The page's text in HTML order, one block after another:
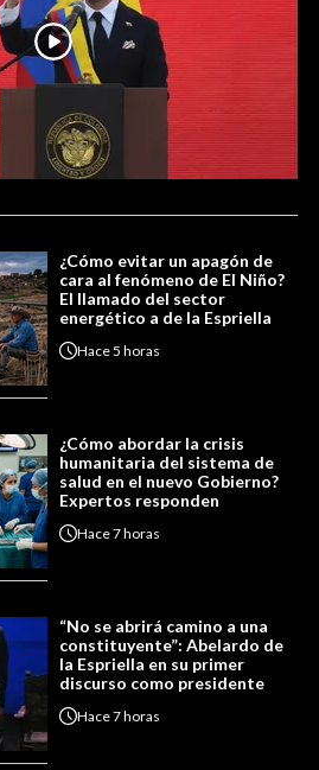
¿Cómo evitar un apagón de
cara al fenómeno de El Niño?
El llamado del sector
energético a de la Espriella
Hace5 horas
¿Cómo abordar la crisis
humanitaria del sistema de
salud en el nuevo Gobierno?
Expertos responden
Hace7 horas
“No se abrirá camino a una
constituyente”: Abelardo de
la Espriella en su primer
discurso como presidente
Hace7 horas